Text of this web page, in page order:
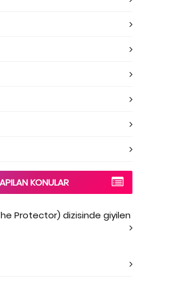
KONULAR
Protector) dizisinde giyilen